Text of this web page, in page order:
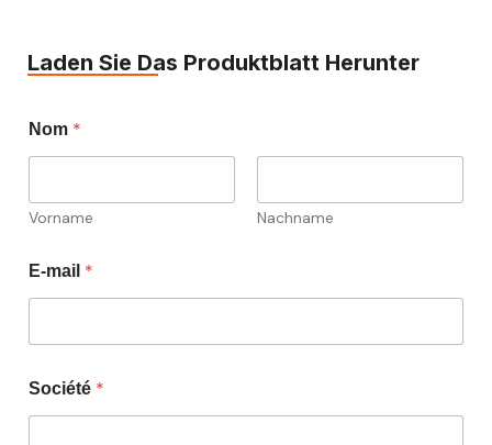
Laden Sie Das Produktblatt Herunter
Nom *
Vorname Nachname
E-mail *
Société *